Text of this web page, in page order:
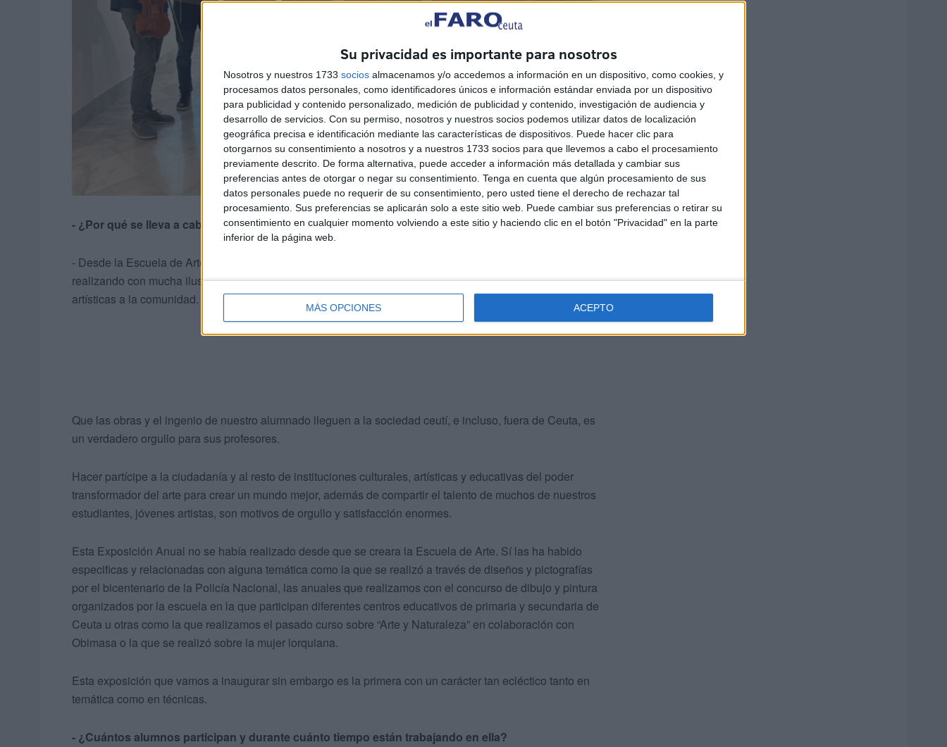
Su privacidad es importante para nosotros
Nosotros y nuestros 1733 socios almacenamos y/o accedemos a información en un dispositivo, como cookies, y
procesamos datos personales, como identificadores únicos e información estándar enviada por un dispositivo
para publicidad y contenido personalizado, medición de publicidad y contenido, investigación de audiencia y
desarrollo de servicios. Con su permiso, nosotros y nuestros socios podemos utilizar datos de localización
geográfica precisa e identificación mediante las características de dispositivos. Puede hacer clic para
otorgarnos su consentimiento a nosotros y a nuestros 1733 socios para que llevemos a cabo el procesamiento
previamente descrito. De forma alternativa, puede acceder a información más detallada y cambiar sus
preferencias antes de otorgar o negar su consentimiento. Tenga en cuenta que algún procesamiento de sus
datos personales puede no requerir de su consentimiento, pero usted tiene el derecho de rechazar tal
procesamiento. Sus preferencias se aplicarán solo a este sitio web. Puede cambiar sus preferencias o retirar su
consentimiento en cualquier momento volviendo a este sitio y haciendo clic en el botón "Privacidad" en la parte
inferior de la página web.
MÁS OPCIONES ACEPTO
- ¿Por qué se lleva a cabo esta exposición anual? ¿Cuál es el motivo o el impulso?
- Desde la Escuela de Arte de Ceuta: equipo directivo, jefes de departamento y docentes llevamos
realizando con mucha ilusión diversas y múltiples actividades con el fin de acercar las enseñanzas
artísticas a la comunidad.
Que las obras y el ingenio de nuestro alumnado lleguen a la sociedad ceutí, e incluso, fuera de Ceuta, es
un verdadero orgullo para sus profesores.
Hacer partícipe a la ciudadanía y al resto de instituciones culturales, artísticas y educativas del poder
transformador del arte para crear un mundo mejor, además de compartir el talento de muchos de nuestros
estudiantes, jóvenes artistas, son motivos de orgullo y satisfacción enormes.
Esta Exposición Anual no se había realizado desde que se creara la Escuela de Arte. Sí las ha habido
especificas y relacionadas con alguna temática como la que se realizó a través de diseños y pictografías
por el bicentenario de la Policía Nacional, las anuales que realizamos con el concurso de dibujo y pintura
organizados por la escuela en la que participan diferentes centros educativos de primaria y secundaria de
Ceuta u otras como la que realizamos el pasado curso sobre “Arte y Naturaleza” en colaboración con
Obimasa o la que se realizó sobre la mujer lorquiana.
Esta exposición que vamos a inaugurar sin embargo es la primera con un carácter tan ecléctico tanto en
temática como en técnicas.
- ¿Cuántos alumnos participan y durante cuánto tiempo están trabajando en ella?